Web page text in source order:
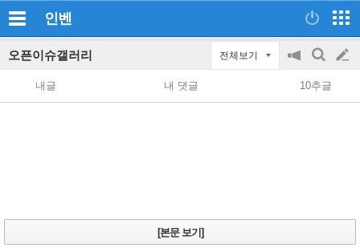
인벤
오픈이슈갤러리 전체보기
공
지
on/off
검
색
글
쓰
내글 내 댓글 10추글
[본문 보기]